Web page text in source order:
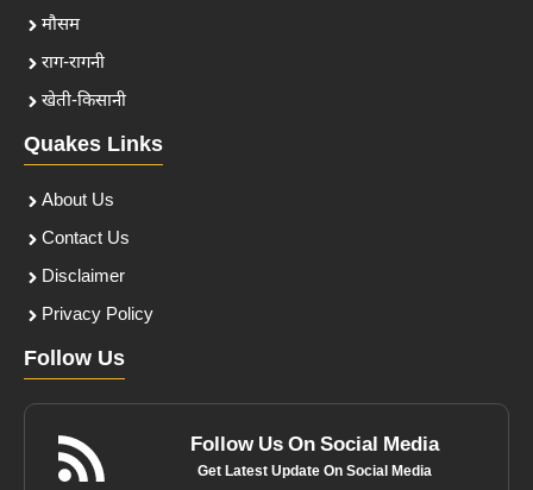
मौसम
राग-रागनी
खेती-किसानी
Quakes Links
About Us
Contact Us
Disclaimer
Privacy Policy
Follow Us
Follow Us On Social Media
Get Latest Update On Social Media